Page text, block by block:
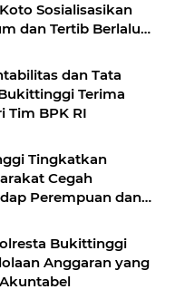
Sosialisasikan
dan Tertib Berlalu
dan Tata
Terima
Tim BPK RI
Tingkatkan
Cegah
Perempuan dan
Bukittinggi
Anggaran yang